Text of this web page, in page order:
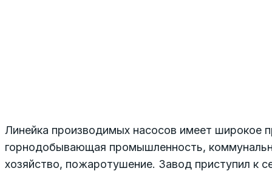
Линейка производимых насосов имеет широкое
горнодобывающая промышленность,
хозяйство, пожаротушение. Завод приступил к